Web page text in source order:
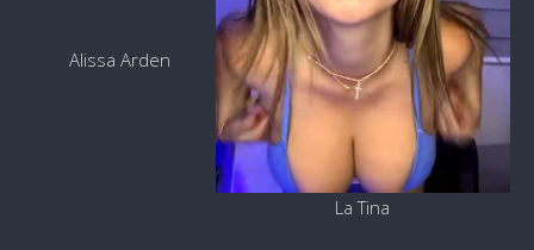
Alissa Arden
La Tina